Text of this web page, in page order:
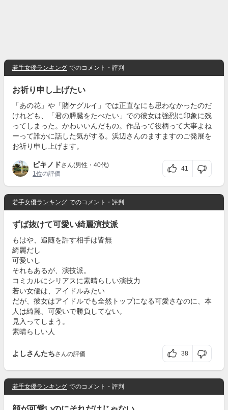
若手女優ランキング でのコメント・評判
お祈り申し上げたい
「あの花」や「賭ケグルイ」では正直なにも思わなかったのだ
けれども、「君の膵臓をたべたい」での彼女は強烈に印象に残
ってしまった。かわいいんだもの。作品って役柄って大事よね
ーって誰かに話した気がする。浜辺さんのますますのご発展を
お祈り申し上げます。
ピキノドさん(男性・40代)
1位の評価
41
若手女優ランキング でのコメント・評判
ずば抜けて可愛い綺麗演技派
もはや、追随を許す相手は皆無
綺麗だし
可愛いし
それもあるが、演技派。
コミカルにシリアスに素晴らしい演技力
若い女優は、アイドルみたい
だが、彼女はアイドルでも全然トップになる可愛さなのに、本
人は綺麗、可愛いで勝負してない。
見入ってしまう。
素晴らしい人
よしさんたちさんの評価 38
若手女優ランキング でのコメント・評判